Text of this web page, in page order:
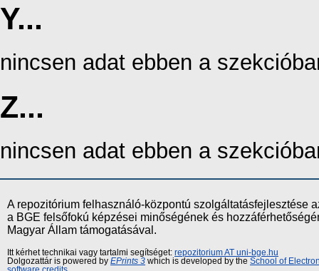
Y...
nincsen adat ebben a
Z...
nincsen adat ebben a
A repozitórium felhasználó-központú szolgáltatásfejlesztése
a BGE felsőfokú képzései minőségének és
Magyar Állam támogatásával.
Itt kérhet technikai vagy tartalmi segítséget: repozitorium AT uni-bge.hu
Dolgozattár is powered by EPrints 3 which is developed by the School of